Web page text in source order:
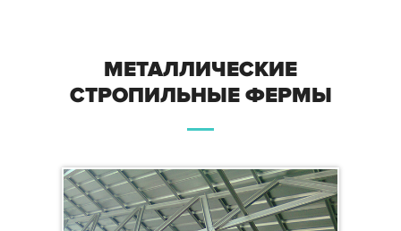
МЕТАЛЛИЧЕСКИЕ
СТРОПИЛЬНЫЕ ФЕРМЫ